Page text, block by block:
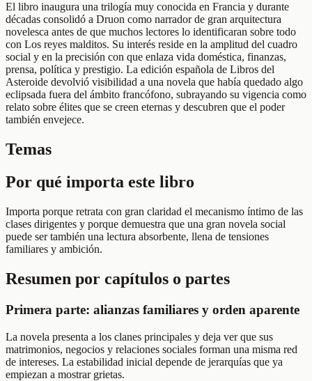
El libro inaugura una trilogía muy conocida en Francia y durante
décadas consolidó a Druon como narrador de gran arquitectura
novelesca antes de que muchos lectores lo identificaran sobre todo
con Los reyes malditos. Su interés reside en la amplitud del cuadro
social y en la precisión con que enlaza vida doméstica, finanzas,
prensa, política y prestigio. La edición española de Libros del
Asteroide devolvió visibilidad a una novela que había quedado algo
eclipsada fuera del ámbito francófono, subrayando su vigencia como
relato sobre élites que se creen eternas y descubren que el poder
también envejece.
Temas
Por qué importa este libro
Importa porque retrata con gran claridad el mecanismo íntimo de las
clases dirigentes y porque demuestra que una gran novela social
puede ser también una lectura absorbente, llena de tensiones
familiares y ambición.
Resumen por capítulos o partes
Primera parte: alianzas familiares y orden aparente
La novela presenta a los clanes principales y deja ver que sus
matrimonios, negocios y relaciones sociales forman una misma red
de intereses. La estabilidad inicial depende de jerarquías que ya
empiezan a mostrar grietas.